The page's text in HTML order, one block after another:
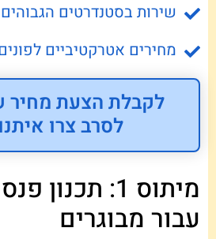
שירות בסטנדרטים
מחירים אטרקטיביים
לקבלת הצעת מחיר
לסרב צרו
מיתוס 1:
עבור מבוגרים